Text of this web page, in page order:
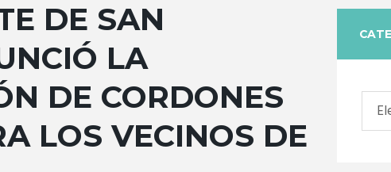
DE SAN
LA
DE CORDONES
LOS VECINOS DE